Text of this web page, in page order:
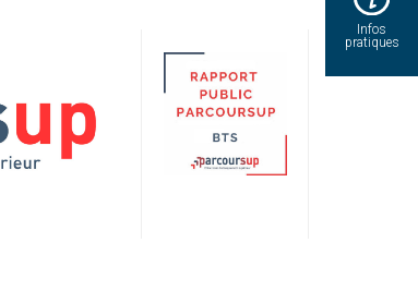
Infos
pratiques